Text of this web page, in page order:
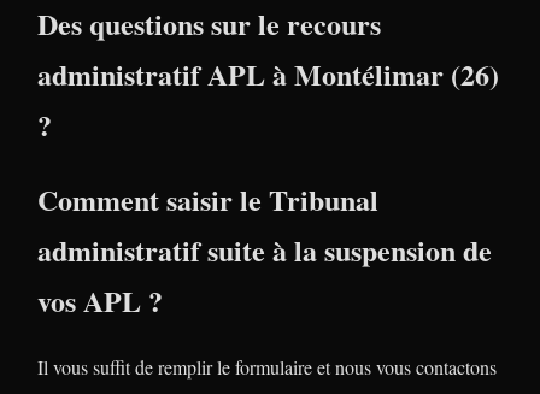
Des questions sur le recours
administratif APL à Montélimar (26)
?
Comment saisir le Tribunal
administratif suite à la suspension de
vos APL ?
Il vous suffit de remplir le formulaire et nous vous contactons